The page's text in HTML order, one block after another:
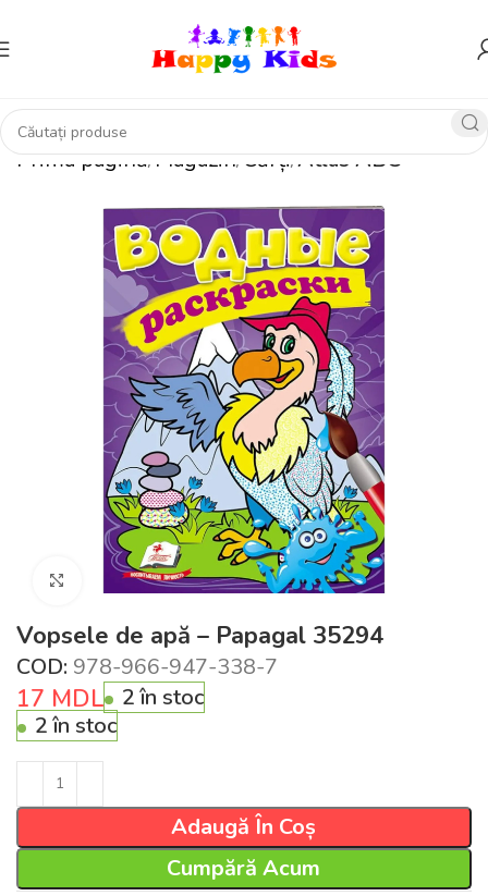
Prima pagină Magazin Cărți Atlas ABC
Click pentru a mări
Vopsele de apă – Papagal 35294
COD: 978-966-947-338-7
17 MDL
2 în stoc
2 în stoc
Adaugă În Coș
Cumpără Acum